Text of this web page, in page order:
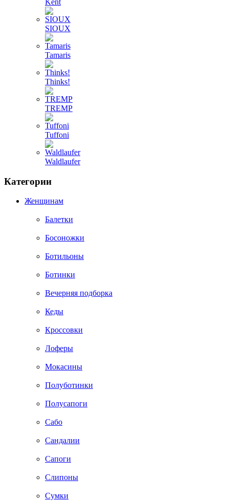
Kent
SIOUX
Tamaris
Thinks!
TREMP
Tuffoni
Waldlaufer
Категории
Женщинам
Балетки
Босоножки
Ботильоны
Ботинки
Вечерняя подборка
Кеды
Кроссовки
Лоферы
Мокасины
Полуботинки
Полусапоги
Сабо
Сандалии
Сапоги
Слипоны
Сумки